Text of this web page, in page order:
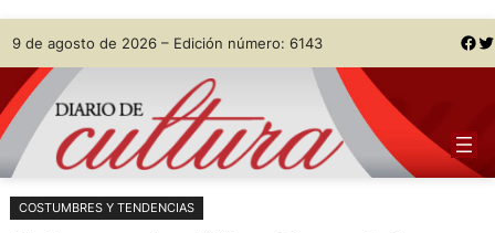
Saltar
al
contenido
Skip
to
content
9 de agosto de 2026 – Edición número: 6143 Facebook Twitter
COSTUMBRES Y TENDENCIAS